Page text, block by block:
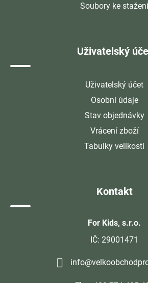
Soubory ke stažení
Uživatelský
Uživatelský účet
Osobní údaje
Stav objednávky
Vrácení zboží
Tabulky velikostí
Kontakt
For Kids, s.r.o.
IČ: 29001471